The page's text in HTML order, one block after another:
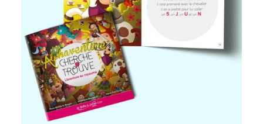
Le jeu Cherche et Trouve
Où trouver
Coordonnées
Panier